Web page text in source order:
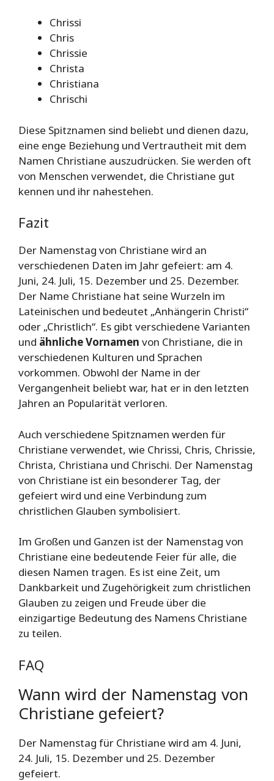
Chrissi
Chris
Chrissie
Christa
Christiana
Chrischi
Diese Spitznamen sind beliebt und dienen dazu,
eine enge Beziehung und Vertrautheit mit dem
Namen Christiane auszudrücken. Sie werden oft
von Menschen verwendet, die Christiane gut
kennen und ihr nahestehen.
Fazit
Der Namenstag von Christiane wird an
verschiedenen Daten im Jahr gefeiert: am 4.
Juni, 24. Juli, 15. Dezember und 25. Dezember.
Der Name Christiane hat seine Wurzeln im
Lateinischen und bedeutet „Anhängerin Christi“
oder „Christlich“. Es gibt verschiedene Varianten
und ähnliche Vornamen von Christiane, die in
verschiedenen Kulturen und Sprachen
vorkommen. Obwohl der Name in der
Vergangenheit beliebt war, hat er in den letzten
Jahren an Popularität verloren.
Auch verschiedene Spitznamen werden für
Christiane verwendet, wie Chrissi, Chris, Chrissie,
Christa, Christiana und Chrischi. Der Namenstag
von Christiane ist ein besonderer Tag, der
gefeiert wird und eine Verbindung zum
christlichen Glauben symbolisiert.
Im Großen und Ganzen ist der Namenstag von
Christiane eine bedeutende Feier für alle, die
diesen Namen tragen. Es ist eine Zeit, um
Dankbarkeit und Zugehörigkeit zum christlichen
Glauben zu zeigen und Freude über die
einzigartige Bedeutung des Namens Christiane
zu teilen.
FAQ
Wann wird der Namenstag von
Christiane gefeiert?
Der Namenstag für Christiane wird am 4. Juni,
24. Juli, 15. Dezember und 25. Dezember
gefeiert.